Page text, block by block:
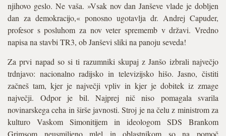
njihovo geslo. Ne vaša. »Vsak nov dan Janševe vlade je dobljen
dan za demokracijo,« ponosno ugotavlja dr. Andrej Capuder,
profesor s posluhom za nov veter sprememb v državi. Vredno
napisa na stavbi TR3, ob Janševi sliki na panoju seveda!
Za prvi napad so si ti razumniki skupaj z Janšo izbrali največjo
trdnjavo: nacionalno radijsko in televizijsko hišo. Jasno, čistiti
začneš tam, kjer je največji vpliv in kjer je dobitek iz zmage
največji. Odpor je bil. Najprej nič niso pomagala svarila
novinarskega ceha in širše javnosti. Stroj je na čelu z ministrom za
kulturo Vaskom Simonitijem in ideologom SDS Brankom
Grimsom neusmiljeno mlel in oblastnikom so na pomoč